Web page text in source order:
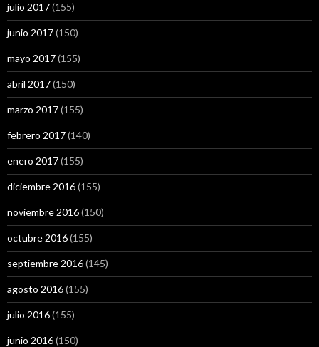
julio 2017(155)
junio 2017(150)
mayo 2017(155)
abril 2017(150)
marzo 2017(155)
febrero 2017(140)
enero 2017(155)
diciembre 2016(155)
noviembre 2016(150)
octubre 2016(155)
septiembre 2016(145)
agosto 2016(155)
julio 2016(155)
junio 2016(150)